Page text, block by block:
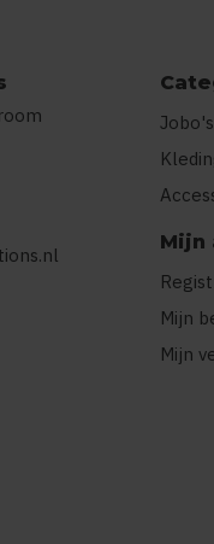
Mijn
Mijn
Mijn